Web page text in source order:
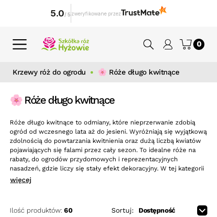
0
Krzewy róż do ogrodu 🌸 Róże długo kwitnące
🌸 Róże długo kwitnące
Róże długo kwitnące to odmiany, które nieprzerwanie zdobią
ogród od wczesnego lata aż do jesieni. Wyróżniają się wyjątkową
zdolnością do powtarzania kwitnienia oraz dużą liczbą kwiatów
pojawiających się falami przez cały sezon. To idealne róże na
rabaty, do ogrodów przydomowych i reprezentacyjnych
nasadzeń, gdzie liczy się stały efekt dekoracyjny. W tej kategorii
znajdziesz róże, które zapewniają maksimum koloru i kwiatów
więcej
Ilość produktów: 60 Sortuj:
5.0/ 5 zweryfikowane przez